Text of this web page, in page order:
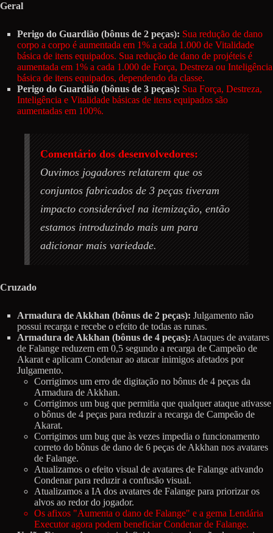
Geral
Perigo do Guardião (bônus de 2 peças): Sua redução de dano
corpo a corpo é aumentada em 1% a cada 1.000 de Vitalidade
básica de itens equipados. Sua redução de dano de projéteis é
aumentada em 1% a cada 1.000 de Força, Destreza ou Inteligência
básica de itens equipados, dependendo da classe.
Perigo do Guardião (bônus de 3 peças): Sua Força, Destreza,
Inteligência e Vitalidade básicas de itens equipados são
aumentadas em 100%.
Comentário dos desenvolvedores:
Ouvimos jogadores relatarem que os
conjuntos fabricados de 3 peças tiveram
impacto considerável na itemização, então
estamos introduzindo mais um para
adicionar mais variedade.
Cruzado
Armadura de Akkhan (bônus de 2 peças): Julgamento não
possui recarga e recebe o efeito de todas as runas.
Armadura de Akkhan (bônus de 4 peças): Ataques de avatares
de Falange reduzem em 0,5 segundo a recarga de Campeão de
Akarat e aplicam Condenar ao atacar inimigos afetados por
Julgamento.
Corrigimos um erro de digitação no bônus de 4 peças da
Armadura de Akkhan.
Corrigimos um bug que permitia que qualquer ataque ativasse
o bônus de 4 peças para reduzir a recarga de Campeão de
Akarat.
Corrigimos um bug que às vezes impedia o funcionamento
correto do bônus de dano de 6 peças de Akkhan nos avatares
de Falange.
Atualizamos o efeito visual de avatares de Falange ativando
Condenar para reduzir a confusão visual.
Atualizamos a IA dos avatares de Falange para priorizar os
alvos ao redor do jogador.
Os afixos "Aumenta o dano de Falange" e a gema Lendária
Executor agora podem beneficiar Condenar de Falange.